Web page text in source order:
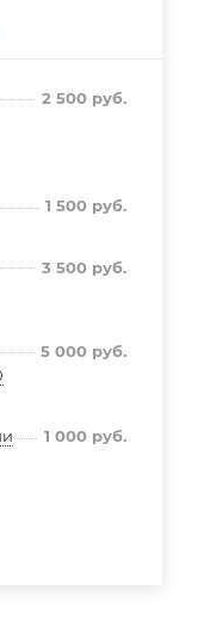
2 500 руб.
1 500 руб.
3 500 руб.
5 000 руб.
1 000 руб.